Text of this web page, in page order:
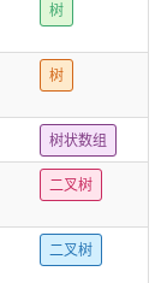
树
树
树状数组
二叉树
二叉树